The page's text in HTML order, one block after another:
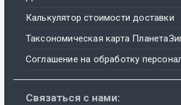
Калькулятор стоимости доставки
Таксономическая карта
Соглашение на обработку
Связаться с нами: